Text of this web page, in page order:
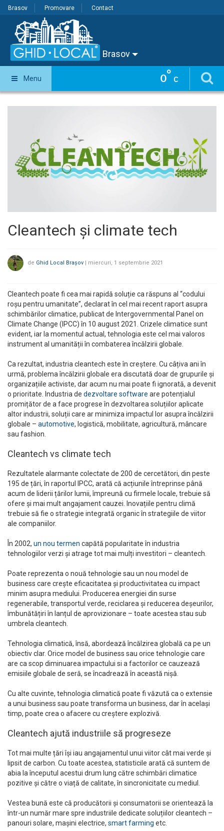
Brasov Promovare Contact
Brasov
0° C
Menu
Cleantech și climate tech
de Ghid Local Brașov | miercuri, 1 septembrie 2021
Cleantech poate fi cea mai rapidă soluție ca răspuns al “codului
roșu pentru umanitate”, declarat în cel mai recent raport asupra
schimbărilor climatice, publicat de Intergovernmental Panel on
Climate Change (IPCC) în 10 august 2021. Crizele climatice sunt
evident, iar la momentul actual, tehnologia este cel mai valoros
instrument al umanității în combaterea încălzirii globale.
Ca rezultat, industria cleantech este în creștere. Cu câțiva ani în
urmă, problema încălzirii globale era discutată doar de grupurile și
organizațiile activiste, dar acum nu mai poate fi ignorată, a devenit
o prioritate. Industria de dezvoltare software are potențialul
promițător de a face progrese în dezvoltarea soluțiilor aplicate
altor industrii, soluții care ar minimiza impactul lor asupra încălzirii
globale – automotive, logistică, mobilitate, agricultură, mâncare
sau fashion.
Cleantech vs climate tech
Rezultatele alarmante colectate de 200 de cercetători, din peste
195 de țări, în raportul IPCC, arată că acțiunile întreprinse până
acum de liderii țărilor lumii, împreună cu firmele locale, trebuie să
ofere și mai mult angajament cauzei. Inovațiile pentru climă
trebuie să fie o strategie integrată organic în strategiile de viitor
ale companiilor.
În 2002, un nou termen capătă popularitate în industria
tehnologiilor verzi și atrage tot mai mulți investitori – cleantech.
Poate reprezenta o nouă tehnologie sau un nou model de
business care crește eficacitatea și productivitatea cu impact
minim asupra mediului. Producerea energiei din surse
regenerabile, transportul verde, reciclarea și reducerea deșeurilor,
îmbunătățiri în lanțul de aprovizionare – toate acestea stau sub
umbrela cleantech.
Tehnologia climatică, însă, abordează încălzirea globală ca pe un
obiectiv clar. Orice model de business sau orice tehnologie care
are ca scop diminuarea impactului si a factorilor ce cauzează
emisiile globale de seră, se încadrează în această nișă.
Cu alte cuvinte, tehnologia climatică poate fi văzută ca o extensie
a unui business sau poate transforma un business, dar în același
timp, poate crea o afacere cu creștere explozivă.
Cleantech ajută industriile să progreseze
Tot mai multe țări își iau angajamentul unui viitor cât mai verde și
lipsit de carbon. Cu toate acestea, statisticile arată că suntem de
abia la începutul acestui drum lung către schimbări climatice
pozitive și către o viață de calitate, în sincronicitate cu mediul.
Vestea bună este că producătorii și consumatorii se orientează la
într-un număr mare spre industriile dedicate soluțiilor cleantech –
panouri solare, mașini electrice, smart farming etc.